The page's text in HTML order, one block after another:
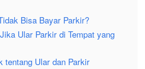
Bisa Bayar Parkir?
Ular Parkir di Tempat yang
tentang Ular dan Parkir